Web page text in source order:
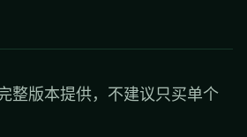
整版本提供，不建议只买单个